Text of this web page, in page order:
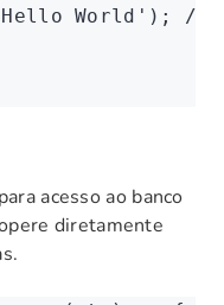
World' ); //
acesso ao banco
diretamente